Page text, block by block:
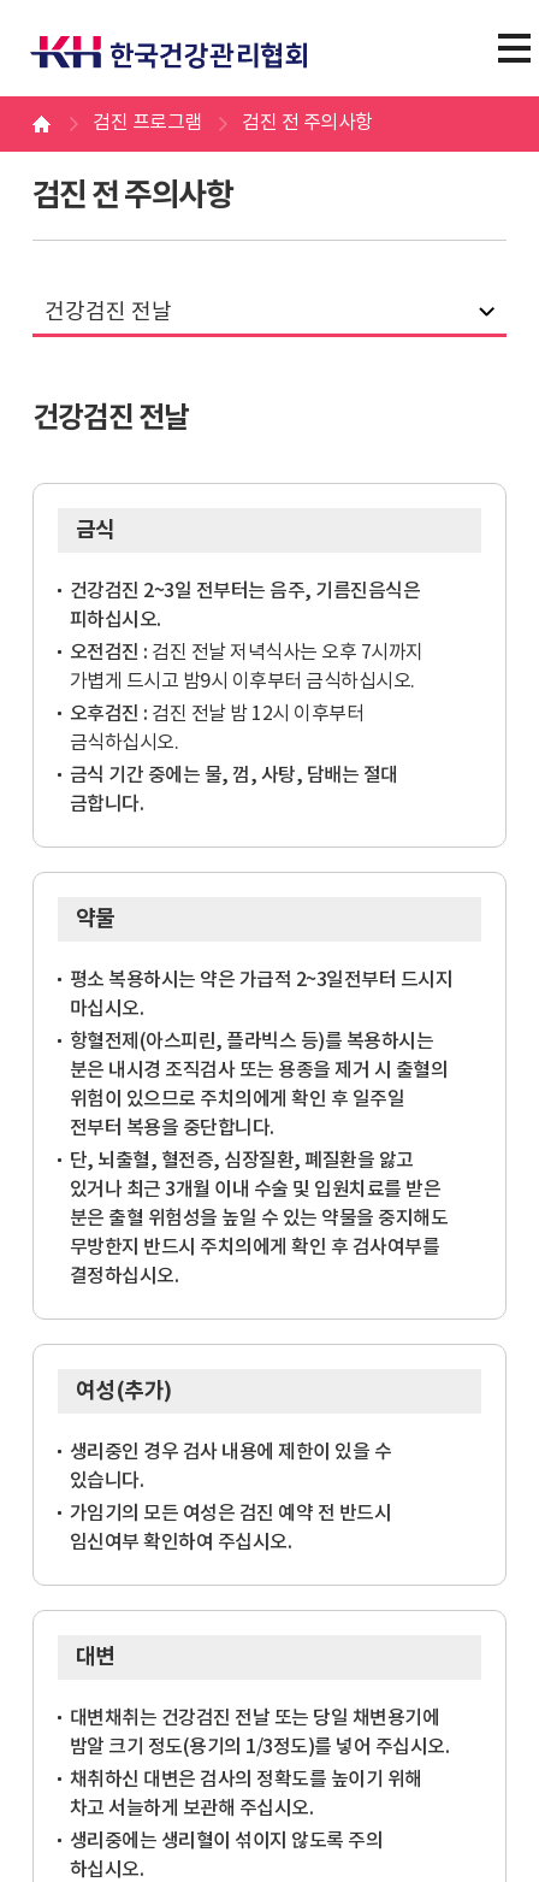
검진 프로그램 검진 전 주의사항
검진 전 주의사항
건강검진 전날
건강검진 전날
금식
건강검진 2~3일 전부터는 음주, 기름진음식은
피하십시오.
오전검진 : 검진 전날 저녁식사는 오후 7시까지
가볍게 드시고 밤9시 이후부터 금식하십시오.
오후검진 : 검진 전날 밤 12시 이후부터
금식하십시오.
금식 기간 중에는 물, 껌, 사탕, 담배는 절대
금합니다.
약물
평소 복용하시는 약은 가급적 2~3일전부터 드시지
마십시오.
항혈전제(아스피린, 플라빅스 등)를 복용하시는
분은 내시경 조직검사 또는 용종을 제거 시 출혈의
위험이 있으므로 주치의에게 확인 후 일주일
전부터 복용을 중단합니다.
단, 뇌출혈, 혈전증, 심장질환, 폐질환을 앓고
있거나 최근 3개월 이내 수술 및 입원치료를 받은
분은 출혈 위험성을 높일 수 있는 약물을 중지해도
무방한지 반드시 주치의에게 확인 후 검사여부를
결정하십시오.
여성(추가)
생리중인 경우 검사 내용에 제한이 있을 수
있습니다.
가임기의 모든 여성은 검진 예약 전 반드시
임신여부 확인하여 주십시오.
대변
대변채취는 건강검진 전날 또는 당일 채변용기에
밤알 크기 정도(용기의 1/3정도)를 넣어 주십시오.
채취하신 대변은 검사의 정확도를 높이기 위해
차고 서늘하게 보관해 주십시오.
생리중에는 생리혈이 섞이지 않도록 주의
하십시오.